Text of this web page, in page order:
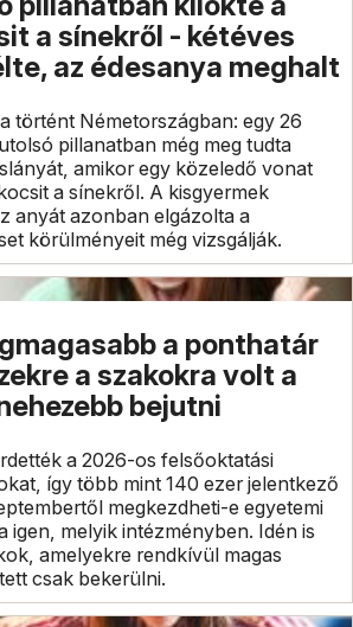
a sínekről - kétéves
az édesanya meghalt
történt Németországban: egy 26
pillanatban még meg tudta
amikor egy közeledő vonat
a sínekről. A kisgyermek
anyát azonban elgázolta a
körülményeit még vizsgálják.
a ponthatár
a szakokra volt a
bejutni
a 2026-os felsőoktatási
így több mint 140 ezer jelentkező
megkezdheti-e egyetemi
igen, melyik intézményben. Idén is
amelyekre rendkívül magas
csak bekerülni.